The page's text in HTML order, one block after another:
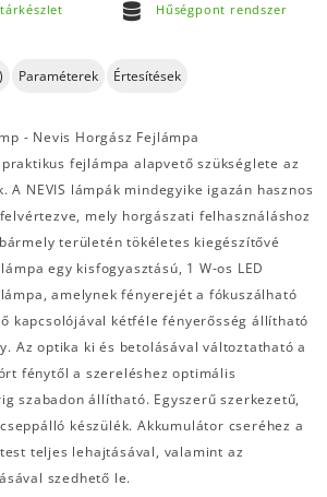
Hűségpont rendszer
Paraméterek Értesítések
- Nevis Horgász Fejlámpa
fejlámpa alapvető szükséglete az
A NEVIS lámpák mindegyike igazán hasznos
mely horgászati felhasználáshoz
területén tökéletes kiegészítővé
egy kisfogyasztású, 1 W-os LED
amelynek fényerejét a fókuszálható
kapcsolójával kétféle fényerősség állítható
Az optika ki és betolásával változtatható a
fénytől a szereléshez optimális
szabadon állítható. Egyszerű szerkezetű,
készülék. Akkumulátor cseréhez a
teljes lehajtásával, valamint az
szedhető le.